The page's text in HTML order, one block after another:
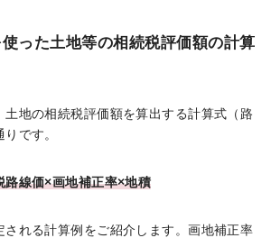
った土地等の相続税評価額の計算
地の相続税評価額を算出する計算式（路
です。
路線価×画地補正率×地積
される計算例をご紹介します。画地補正率